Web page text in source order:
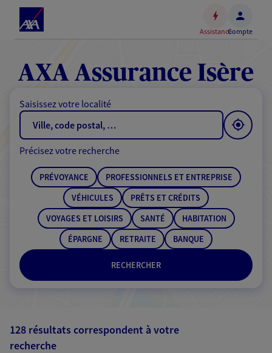
Accéder
contenu
principal
au
de
AssistanceCompte
AXA Assurance Isère
Saisissez votre localité
RECHERCHER
Précisez votre recherche
PRÉVOYANCE
PROFESSIONNELS ET ENTREPRISE
VÉHICULES
PRÊTS ET CRÉDITS
VOYAGES ET LOISIRS
SANTÉ
HABITATION
ÉPARGNE
RETRAITE BANQUE
128 résultats correspondent à votre
recherche